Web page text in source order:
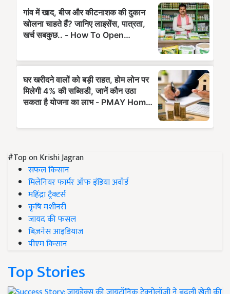
#Top on Krishi Jagran
सफल किसान
मिलेनियर फार्मर ऑफ इंडिया अवॉर्ड
महिंद्रा ट्रैक्टर्स
कृषि मशीनरी
जायद की फसल
बिज़नेस आइडियाज
पीएम किसान
Top Stories